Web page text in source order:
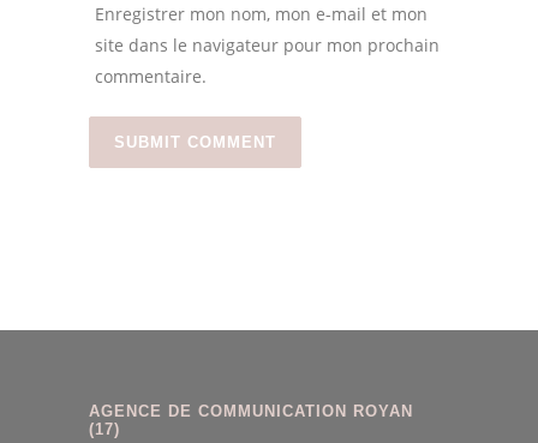
Enregistrer mon nom, mon e-mail et mon
site dans le navigateur pour mon prochain
commentaire.
AGENCE DE COMMUNICATION ROYAN
(17)